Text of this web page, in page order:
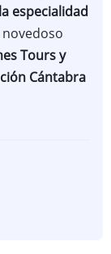
especialidad
Tours y
Cántabra